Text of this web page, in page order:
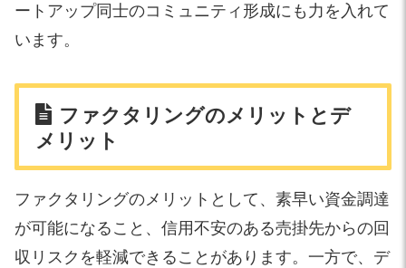
ートアップ同士のコミュニティ形成にも力を入れて
います。
ファクタリングのメリットとデ
メリット
ファクタリングのメリットとして、素早い資金調達
が可能になること、信用不安のある売掛先からの回
収リスクを軽減できることがあります。一方で、デ